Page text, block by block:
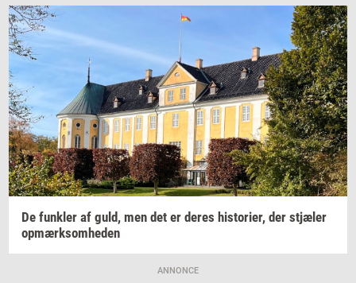
De funk­ler af guld, men det er deres hi­sto­ri­er, der stjæ­ler
op­mærk­som­he­den
ANNONCE